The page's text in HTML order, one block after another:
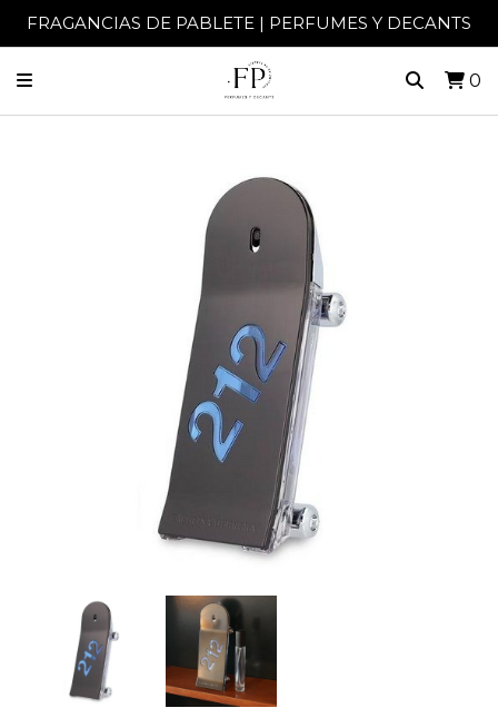
FRAGANCIAS DE PABLETE | PERFUMES Y DECANTS
0